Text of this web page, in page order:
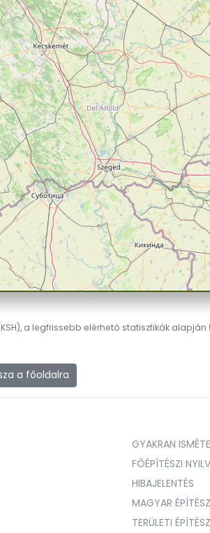
a legfrissebb elérhető statisztikák alapján
a főoldalra
GYAKRAN
FŐÉPÍTÉSZI
HIBAJELENTÉS
MAGYAR
TERÜLETI